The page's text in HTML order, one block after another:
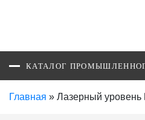
КАТАЛОГ
Главная » Лазерный уровень